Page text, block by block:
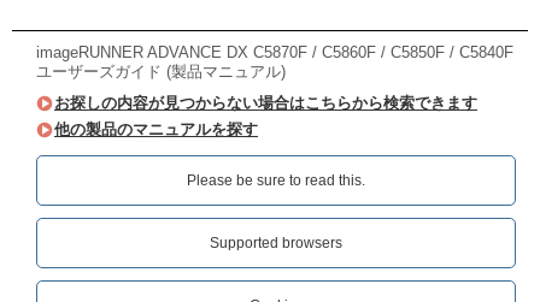
imageRUNNER ADVANCE DX C5870F / C5860F / C5850F / C5840F
ユーザーズガイド (製品マニュアル)
お探しの内容が見つからない場合はこちらから検索できます
他の製品のマニュアルを探す
Please be sure to read this.‎
Supported browsers